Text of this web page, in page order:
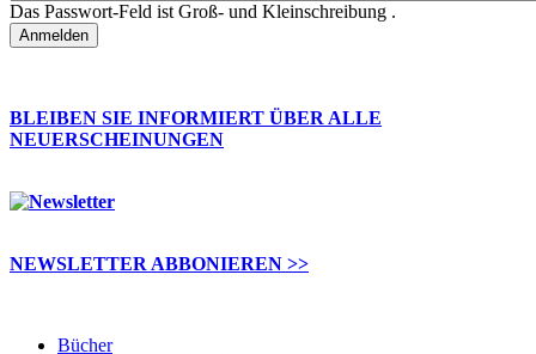
Das Passwort-Feld ist Groß- und Kleinschreibung .
BLEIBEN SIE INFORMIERT ÜBER ALLE
NEUERSCHEINUNGEN
NEWSLETTER ABBONIEREN >>
Bücher